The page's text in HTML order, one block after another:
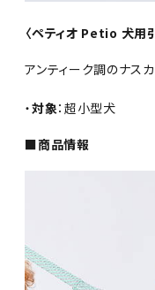
〈ペティオ Petio 犬用
アンティーク調のナス
・対象：超小型犬
■商品情報